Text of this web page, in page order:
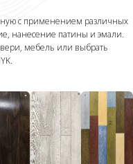
с применением различных
нанесение патины и эмали.
мебель или выбрать